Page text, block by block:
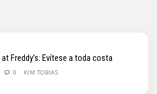
Freddy’s: Evítese a toda costa
0 KIM TOBIAS